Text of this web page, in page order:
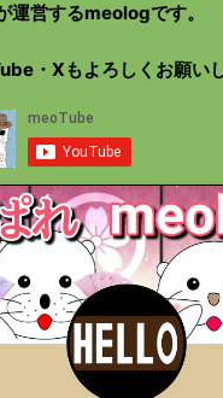
運営するmeologです。
・Xもよろしくお願い